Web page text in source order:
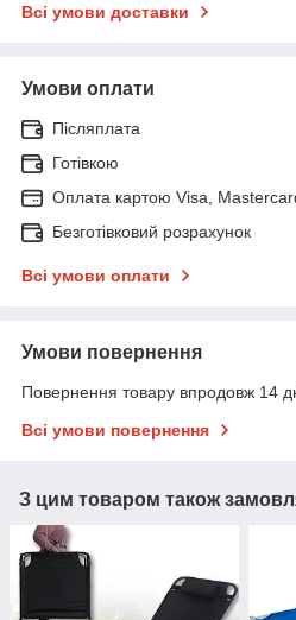
Всі умови доставки
Умови оплати
Післяплата
Готівкою
Оплата картою Visa,
Безготівковий розрахунок
Всі умови оплати
Умови повернення
Повернення товару впродовж 14
Всі умови повернення
З цим товаром також